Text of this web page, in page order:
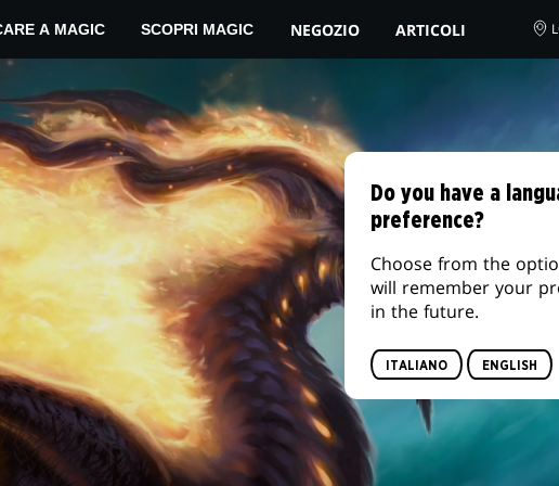
A MAGIC SCOPRI MAGIC NEGOZIO ARTICOLI
IL TUO NEGOZIO LOCALE DI GIOCHI
Do you have a
preference?
Choose from the
will remember your
in the future.
ITALIANO ENGLISH